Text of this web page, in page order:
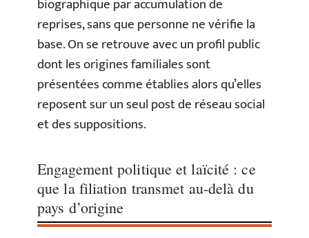
biographique par accumulation de
reprises, sans que personne ne vérifie la
base. On se retrouve avec un profil public
dont les origines familiales sont
présentées comme établies alors qu’elles
reposent sur un seul post de réseau social
et des suppositions.
Engagement politique et laïcité : ce
que la filiation transmet au-delà du
pays d’origine